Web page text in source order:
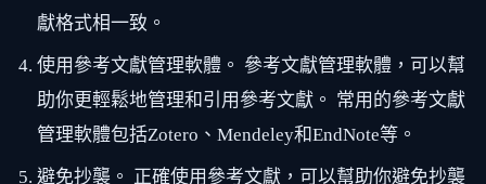
獻格式相一致。
使用參考文獻管理軟體。 參考文獻管理軟體，可以幫
助你更輕鬆地管理和引用參考文獻。 常用的參考文獻
管理軟體包括Zotero、Mendeley和EndNote等。
避免抄襲。 正確使用參考文獻，可以幫助你避免抄襲